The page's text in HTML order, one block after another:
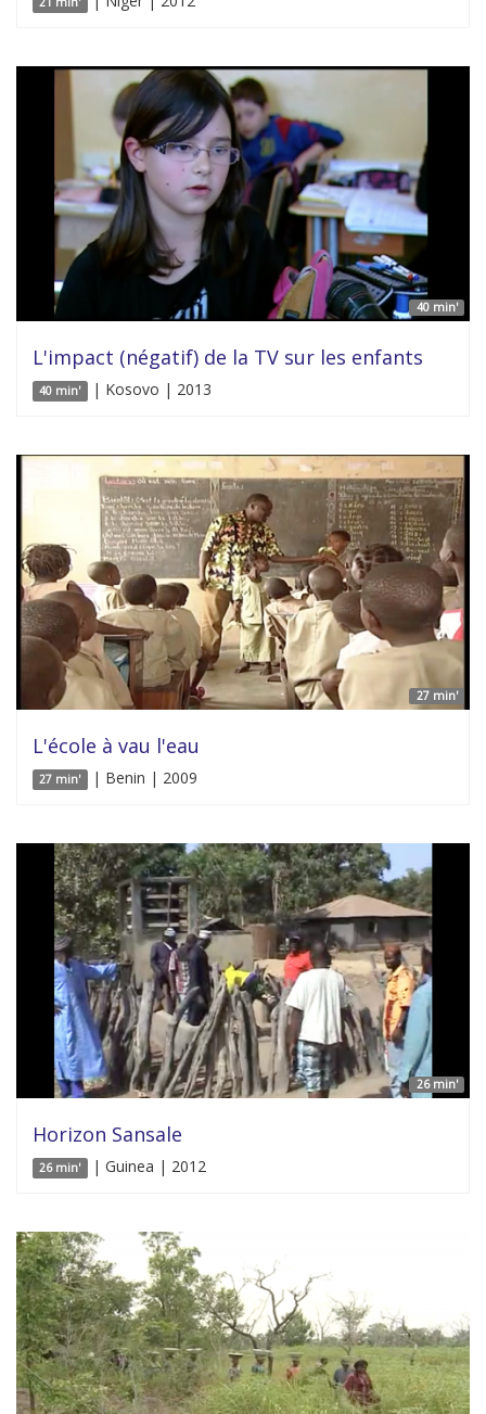
40 min'
L'impact (négatif) de la TV sur les enfants
40 min' | Kosovo | 2013
27 min'
L'école à vau l'eau
27 min' | Benin | 2009
26 min'
Horizon Sansale
26 min' | Guinea | 2012